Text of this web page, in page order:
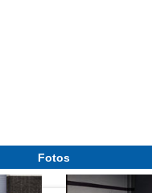
Fotos